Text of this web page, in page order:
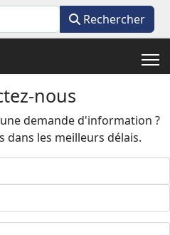
Rechercher Rechercher
nous
demande d'information ?
dans les meilleurs délais.